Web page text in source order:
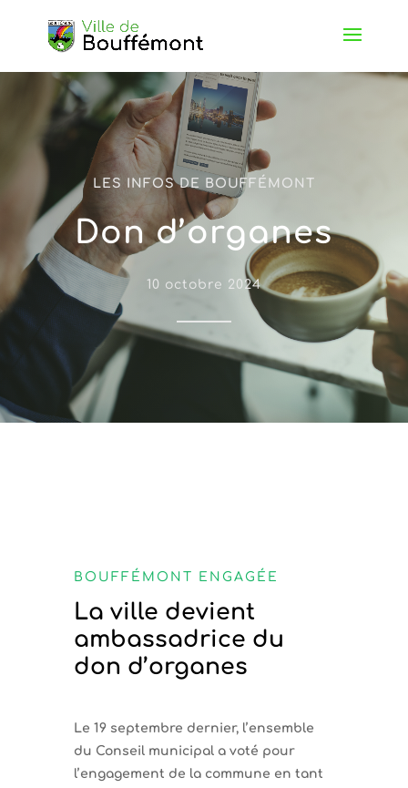
LES INFOS DE BOUFFÉMONT
Don d’organes
10 octobre 2024
BOUFFÉMONT ENGAGÉE
La ville devient
ambassadrice du
don d’organes
Le 19 septembre dernier, l’ensemble
du Conseil municipal a voté pour
l’engagement de la commune en tant